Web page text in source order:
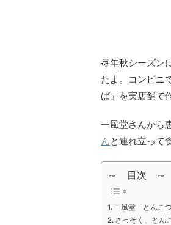
"Twitter"
/
毎年秋シーズン
たよ。コンビニ
ば」を実店舗で
一風堂さんから
んと連れ立って
～ 目次 ～
一風堂「とんこ
さっそく、とん